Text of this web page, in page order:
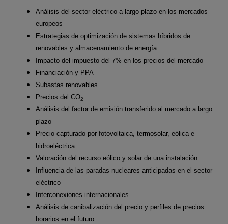
Análisis del sector eléctrico a largo plazo en los mercados
europeos
Estrategias de optimización de sistemas híbridos de
renovables y almacenamiento de energía
Impacto del impuesto del 7% en los precios del mercado
Financiación y PPA
Subastas renovables
Precios del CO2
Análisis del factor de emisión transferido al mercado a largo
plazo
Precio capturado por fotovoltaica, termosolar, eólica e
hidroeléctrica
Valoración del recurso eólico y solar de una instalación
Influencia de las paradas nucleares anticipadas en el sector
eléctrico
Interconexiones internacionales
Análisis de canibalización del precio y perfiles de precios
horarios en el futuro